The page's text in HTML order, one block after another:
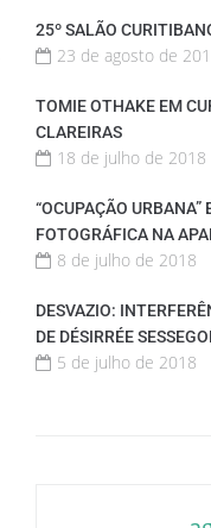
25º SALÃO
23 de agosto de
TOMIE OTHAKE EM
CLAREIRAS
18 de julho de 2018
“OCUPAÇÃO
FOTOGRÁFICA NA
8 de julho de 2018
DESVAZIO:
DE DÉSIRRÉE
5 de julho de 2018